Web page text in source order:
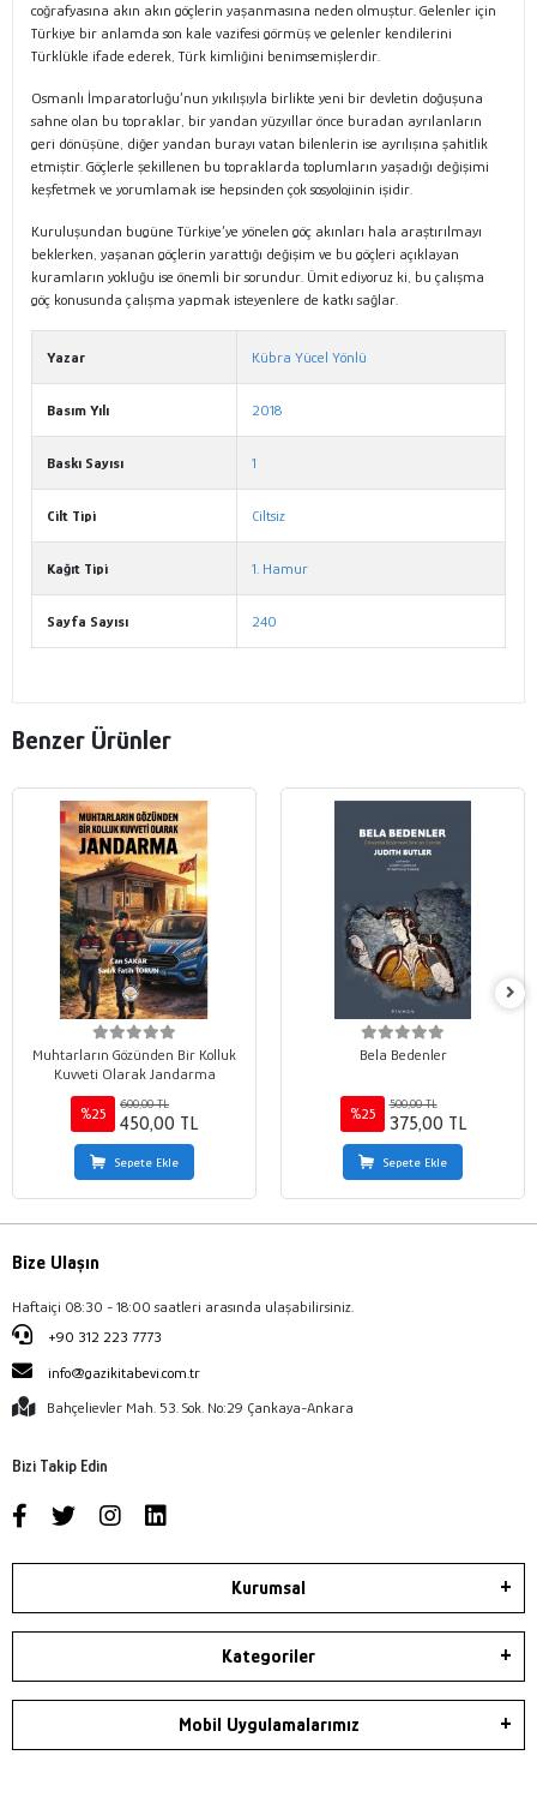
coğrafyasına akın akın göçlerin yaşanmasına neden olmuştur. Gelenler için
Türkiye bir anlamda son kale vazifesi görmüş ve gelenler kendilerini
Türklükle ifade ederek, Türk kimliğini benimsemişlerdir.
Osmanlı İmparatorluğu’nun yıkılışıyla birlikte yeni bir devletin doğuşuna
sahne olan bu topraklar, bir yandan yüzyıllar önce buradan ayrılanların
geri dönüşüne, diğer yandan burayı vatan bilenlerin ise ayrılışına şahitlik
etmiştir. Göçlerle şekillenen bu topraklarda toplumların yaşadığı değişimi
keşfetmek ve yorumlamak ise hepsinden çok sosyolojinin işidir.
Kuruluşundan bugüne Türkiye’ye yönelen göç akınları hala araştırılmayı
beklerken, yaşanan göçlerin yarattığı değişim ve bu göçleri açıklayan
kuramların yokluğu ise önemli bir sorundur. Ümit ediyoruz ki, bu çalışma
göç konusunda çalışma yapmak isteyenlere de katkı sağlar.
Yazar Kübra Yücel Yönlü
Basım Yılı 2018
Baskı Sayısı 1
Cilt Tipi Ciltsiz
Kağıt Tipi 1. Hamur
Sayfa Sayısı 240
Benzer Ürünler
Muhtarların Gözünden Bir Kolluk
Kuvveti Olarak Jandarma
%25
600,00 TL
450,00 TL
Sepete Ekle
Bela Bedenler
%25
500,00 TL
375,00 TL
Sepete Ekle
Bize Ulaşın
Haftaiçi 08:30 - 18:00 saatleri arasında ulaşabilirsiniz.
+90 312 223 7773
info@gazikitabevi.com.tr
Bahçelievler Mah. 53. Sok. No:29 Çankaya-Ankara
Bizi Takip Edin
Kurumsal
Kategoriler
Mobil Uygulamalarımız